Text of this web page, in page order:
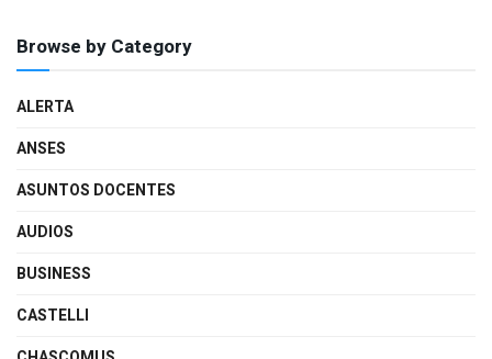
Browse by Category
ALERTA
ANSES
ASUNTOS DOCENTES
AUDIOS
BUSINESS
CASTELLI